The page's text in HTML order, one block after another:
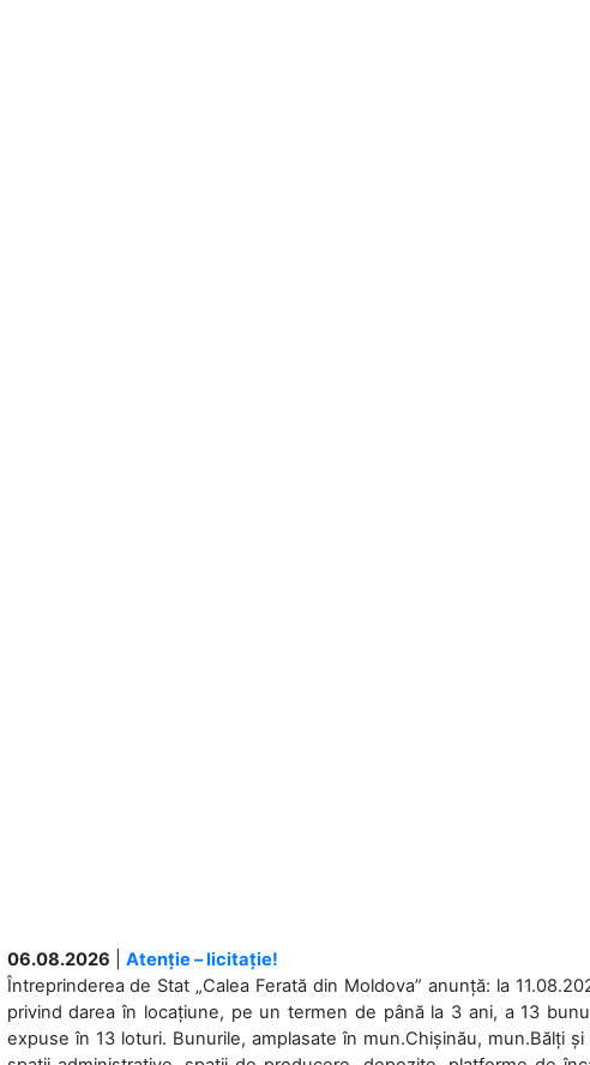
06.08.2026
Atenție – licitație!
Întreprinderea de Stat „Calea Ferată din Moldova” anunță: la
privind darea în locațiune, pe un termen de până la 3 ani, a 13
expuse în 13 loturi. Bunurile, amplasate în mun.Chișinău, mun.Bălți